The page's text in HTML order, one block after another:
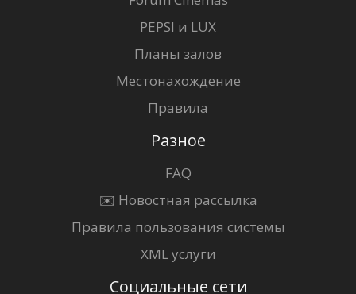
PEPSI и LUX
Планы залов
Местонахождение
Правила
Разное
FAQ
✉️ Новостная рассылка
Правила пользования системы
XML услуги
Социальные сети